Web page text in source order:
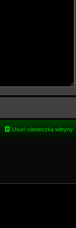
Usuń ciasteczka witryny